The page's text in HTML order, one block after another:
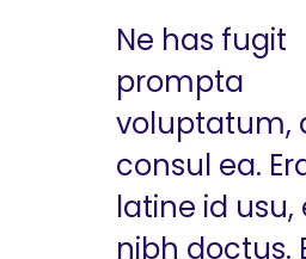
Ne has fugit
prompta
voluptatum,
consul ea.
latine id
nibh doctus.